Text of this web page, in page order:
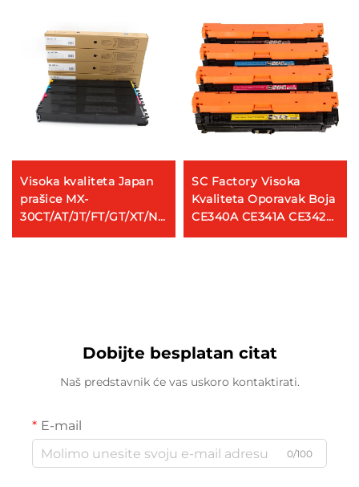
Visoka kvaliteta Japan
prašice MX-
30CT/AT/JT/FT/GT/XT/NT
Toner Kompatibilan za
SC Factory Visoka
Kvaliteta Oporavak Boja
CE340A CE341A CE342A
CE343A 651A
Dobijte besplatan citat
Naš predstavnik će vas uskoro kontaktirati.
E-mail
0/100